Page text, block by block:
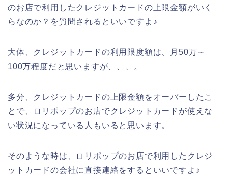
のお店で利用したクレジットカードの上限金額がいく
らなのか？を質問されるといいですよ♪
大体、クレジットカードの利用限度額は、月50万～
100万程度だと思いますが、、、。
多分、クレジットカードの上限金額をオーバーしたこ
とで、ロリポップのお店でクレジットカードが使えな
い状況になっている人もいると思います。
そのような時は、ロリポップのお店で利用したクレジ
ットカードの会社に直接連絡をするといいですよ♪